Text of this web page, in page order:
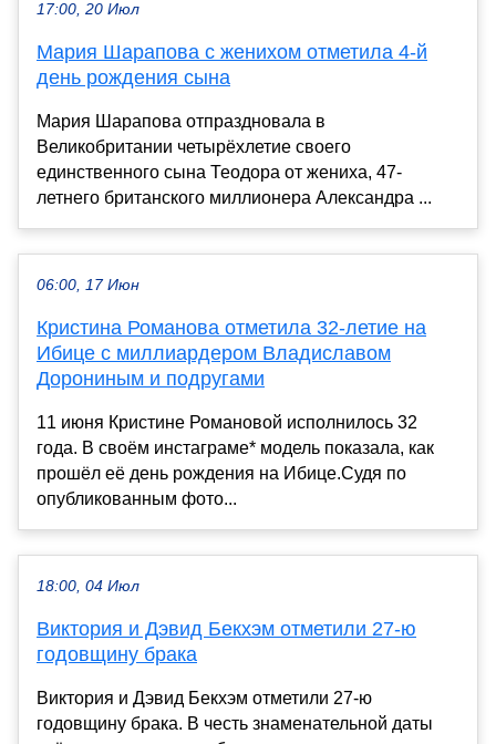
17:00, 20 Июл
Мария Шарапова с женихом отметила 4-й
день рождения сына
Мария Шарапова отпраздновала в
Великобритании четырёхлетие своего
единственного сына Теодора от жениха, 47-
летнего британского миллионера Александра ...
06:00, 17 Июн
Кристина Романова отметила 32-летие на
Ибице с миллиардером Владиславом
Дорониным и подругами
11 июня Кристине Романовой исполнилось 32
года. В своём инстаграме* модель показала, как
прошёл её день рождения на Ибице.Судя по
опубликованным фото...
18:00, 04 Июл
Виктория и Дэвид Бекхэм отметили 27-ю
годовщину брака
Виктория и Дэвид Бекхэм отметили 27-ю
годовщину брака. В честь знаменательной даты